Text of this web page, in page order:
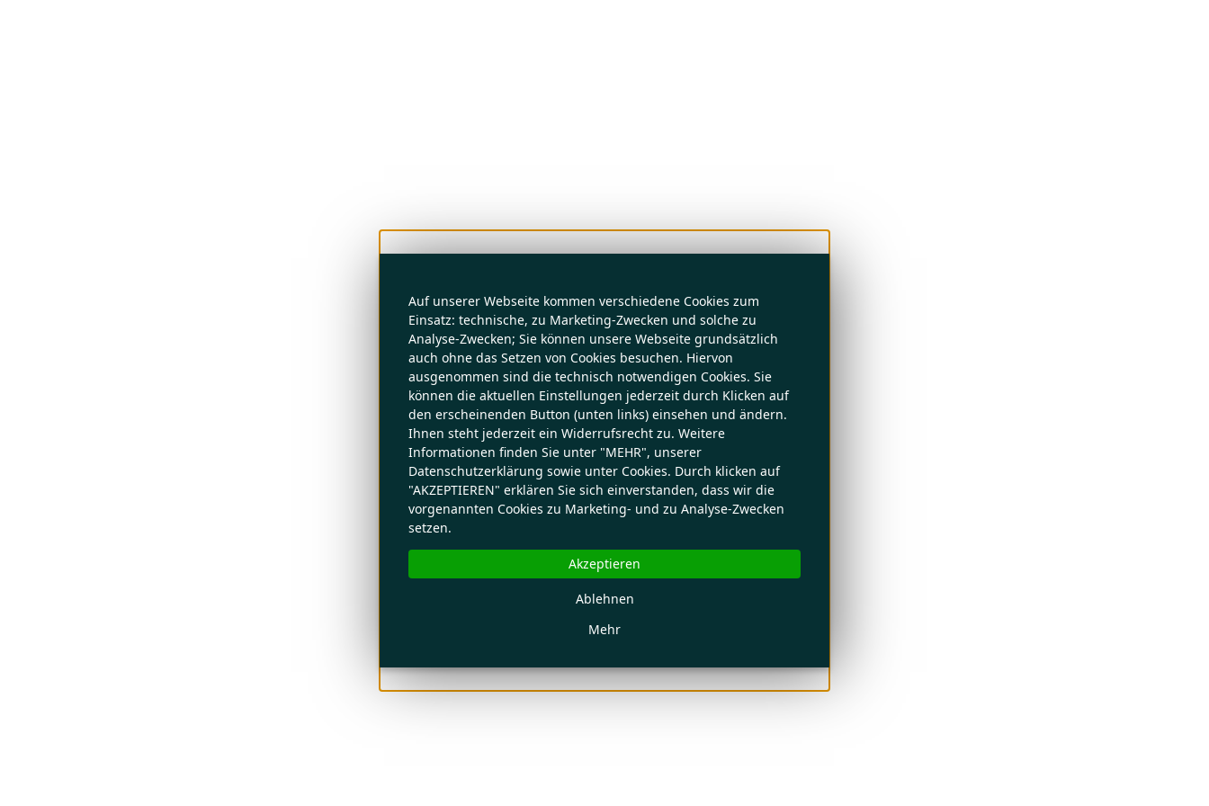
Auf unserer Webseite kommen verschiedene Cookies zum
Einsatz: technische, zu Marketing-Zwecken und solche zu
Analyse-Zwecken; Sie können unsere Webseite grundsätzlich
auch ohne das Setzen von Cookies besuchen. Hiervon
ausgenommen sind die technisch notwendigen Cookies. Sie
können die aktuellen Einstellungen jederzeit durch Klicken auf
den erscheinenden Button (unten links) einsehen und ändern.
Ihnen steht jederzeit ein Widerrufsrecht zu. Weitere
Informationen finden Sie unter "MEHR", unserer
Datenschutzerklärung sowie unter Cookies. Durch klicken auf
"AKZEPTIEREN" erklären Sie sich einverstanden, dass wir die
vorgenannten Cookies zu Marketing- und zu Analyse-Zwecken
setzen.
Mehr
Ablehnen
Akzeptieren